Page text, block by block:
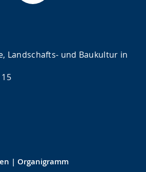
Landschafts- und Baukultur in
| Organigramm